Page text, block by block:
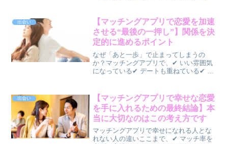
しろ、👉 現実の出会いの方が自然に恋愛
に発展すること...
出会い
【マッチングアプリで恋愛を加速
させる“最後の一押し”】関係を決
定的に進めるポイント
なぜ「あと一歩」で止まってしまうの
か？マッチングアプリで、✔ いい雰囲気
になっている✔ デートも重ねている✔ で
たいない状態です恋愛は、👉 “あと一
歩”で決まることが...
出会い
【マッチングアプリで幸せな恋愛
を手に入れるための最終結論】本
当に大切なのはこの考え方です
マッチングアプリで幸せになれる人とな
れない人の違いここまで、✔ マッチ率を